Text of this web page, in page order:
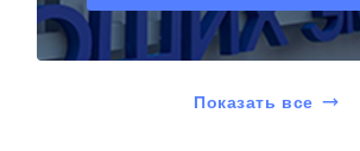
Показать все